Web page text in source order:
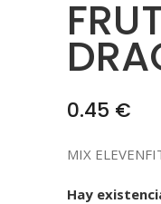
0.45 €
MIX
Hay